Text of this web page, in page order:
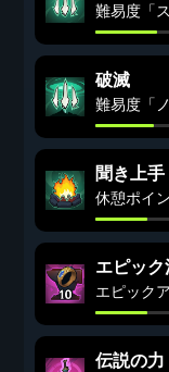
難易度「
破滅
難易度「
聞き上手
休憩ポイ
エピック
エピック
伝説の力